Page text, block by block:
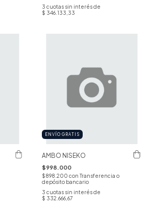
3 cuotas sin interés de
$ 346.133,33
ENVÍO GRATIS
AMBO NISEKO
$998.000
$898.200 con Transferencia o
depósito bancario
3 cuotas sin interés de
$ 332.666,67